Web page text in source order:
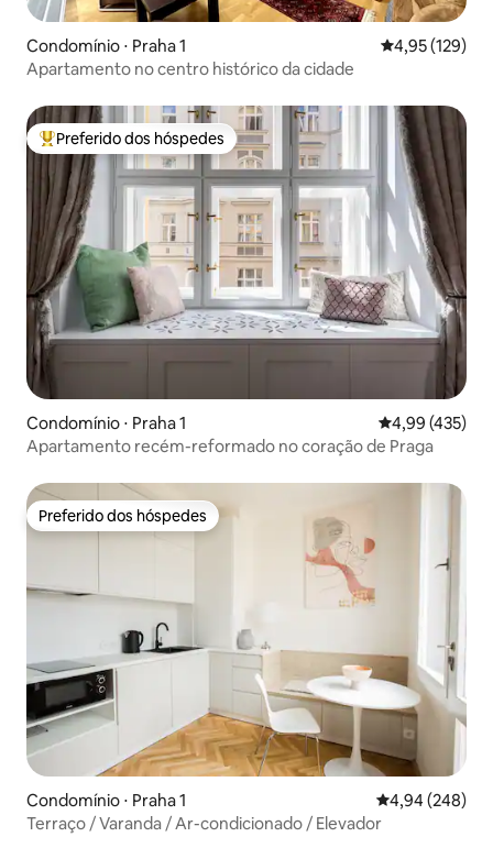
Condomínio ⋅ Praha 1 4,95 de uma
4,95 (129)
Apartamento no centro histórico da cidade
Entre os melhores preferidos dos hóspedes
Preferido dos hóspedes
Condomínio ⋅ Praha 1 4,99 de uma
4,99 (435)
Apartamento recém-reformado no coração de Praga
Preferido dos hóspedes
Preferido dos hóspedes
Condomínio ⋅ Praha 1 4,94 de uma
4,94 (248)
Terraço / Varanda / Ar-condicionado / Elevador